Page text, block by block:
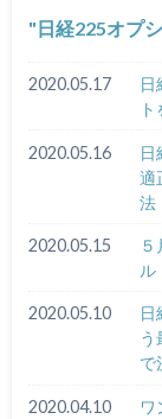
日経225オプ
2020.05.17
日
2020.05.16
日
適
法
2020.05.15
ル
2020.05.10
日
う
で
2020.04.10
ワ